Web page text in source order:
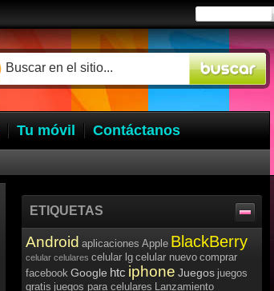
Tu móvil Contáctanos
ETIQUETAS
Android aplicaciones Apple BlackBerry
celular celulares celular lg celular nuevo comprar
facebook Google htc iphone Juegos juegos
gratis juegos para celulares Lanzamiento